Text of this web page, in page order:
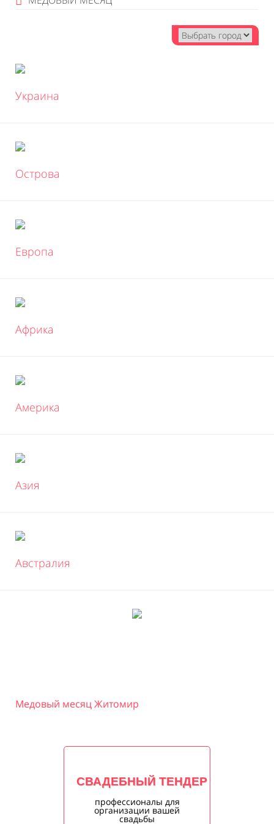
Украина
Острова
Европа
Африка
Америка
Азия
Австралия
Медовый месяц Житомир
СВАДЕБНЫЙ ТЕНДЕР
профессионалы для
организации вашей
свадьбы